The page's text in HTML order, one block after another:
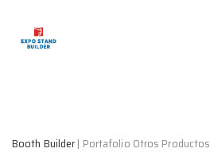
Booth Builder| Portafolio Otros Productos